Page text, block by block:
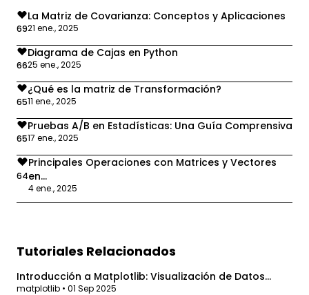
69
La Matriz de Covarianza: Conceptos y Aplicaciones
21 ene., 2025
66
Diagrama de Cajas en Python
25 ene., 2025
65
¿Qué es la matriz de Transformación?
11 ene., 2025
65
Pruebas A/B en Estadísticas: Una Guía Comprensiva
17 ene., 2025
64
Principales Operaciones con Matrices y Vectores
en...
4 ene., 2025
Tutoriales Relacionados
Introducción a Matplotlib: Visualización de Datos...
matplotlib • 01 Sep 2025